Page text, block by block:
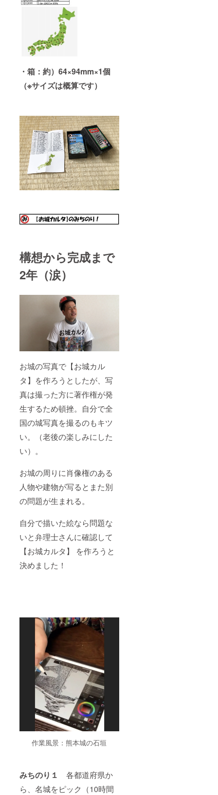
・箱：約）64×94mm×1個
（※サイズは概算です）
構想から完成まで
2年（涙）
お城の写真で【お城カル
タ】を作ろうとしたが、写
真は撮った方に著作権が発
生するため頓挫。 自分で全
国の城写真を撮るのもキツ
い。（老後の楽しみにした
い）。
お城の周りに肖像権のある
人物や建物が写るとまた別
の問題が生まれる。
自分で描いた絵なら問題な
いと弁理士さんに確認して
【お城カルタ】 を作ろうと
決めました！
作業風景：熊本城の石垣
みちのり１ 各都道府県か
ら、名城をピック（10時間